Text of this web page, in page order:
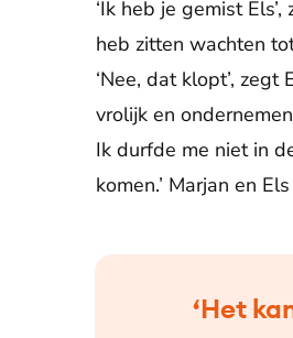
‘Ik heb je gemist
heb zitten wachten
‘Nee, dat klopt’,
vrolijk en
Ik durfde me niet in
komen.’ Marjan en
‘Het